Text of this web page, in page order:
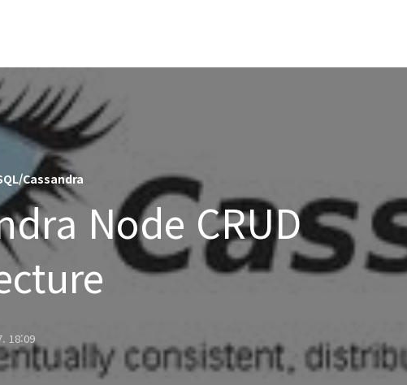
Cassandra
Node CRUD
18:09